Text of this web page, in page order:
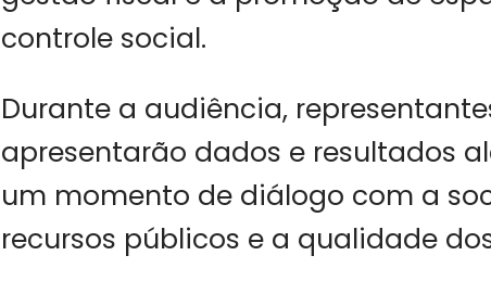
controle social.
Durante a audiência,
apresentarão dados e resultados
um momento de diálogo com a
recursos públicos e a qualidade